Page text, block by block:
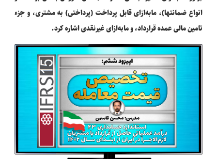
انواع ضمانتها)، مابه‌ازای قابل پرداخت (پرداختی) به مشتری، و جزء
تامین مالی عمده قرارداد، و مابه‌ازای غیرنقدی اشاره کرد.